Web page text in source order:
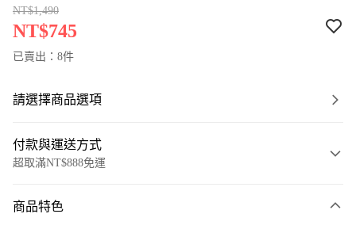
NT$1,490
NT$745
已賣出：8件
請選擇商品選項
付款與運送方式
超取滿NT$888免運
信用卡一次付款
商品特色